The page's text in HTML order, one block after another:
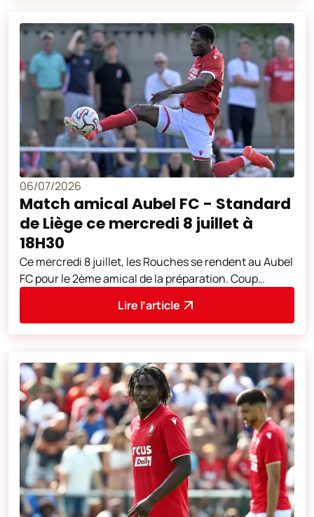
06/07/2026
Match amical Aubel FC - Standard
de Liège ce mercredi 8 juillet à
18H30
Ce mercredi 8 juillet, les Rouches se rendent au Aubel
FC pour le 2ème amical de la préparation. Coup
Lire l’article